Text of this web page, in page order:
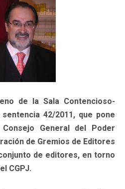
de la Sala Contencioso-
42/2011, que pone
General del Poder
de Gremios de Editores
de editores, en torno
CGPJ.